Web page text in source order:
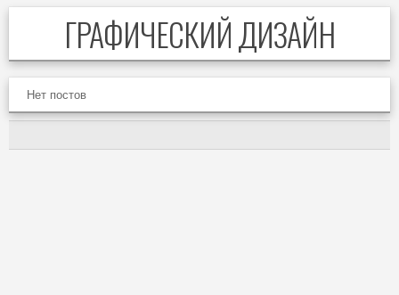
ГРАФИЧЕСКИЙ ДИЗАЙН
Нет постов